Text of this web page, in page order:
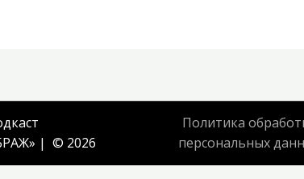
» | © 2026
Политика
персональных